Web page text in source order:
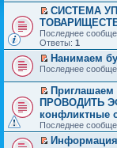
е
р
в
о
м
у
н
е
п
о
ч
и
т
а
р
е
й
т
и
к
п
е
р
в
о
у
н
е
П
е
р
е
й
т
к
п
е
р
в
о
м
СИСТЕМА
Последнее
Ответы: 1
П
р
е
й
т
и
к
п
Нанимаем
Последнее
П
е
р
е
й
Приглашаем
ПРОВОДИТЬ
конфликтные
Последнее